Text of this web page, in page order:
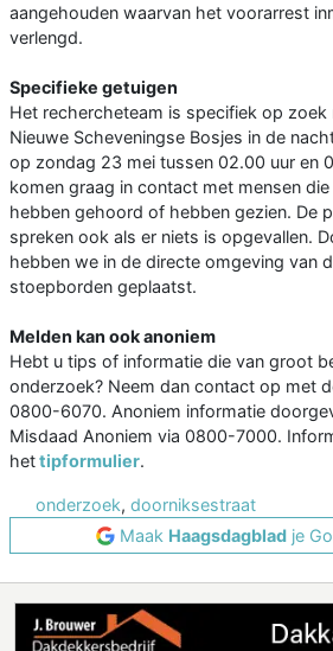
aangehouden waarvan het voorarrest
verlengd.
Specifieke getuigen
Het rechercheteam is specifiek op zoek
Nieuwe Scheveningse Bosjes in de
op zondag 23 mei tussen 02.00 uur en
komen graag in contact met mensen
hebben gehoord of hebben gezien. De
spreken ook als er niets is opgevallen.
hebben we in de directe omgeving van
stoepborden geplaatst.
Melden kan ook anoniem
Hebt u tips of informatie die van groot
onderzoek? Neem dan contact op met
0800-6070. Anoniem informatie
Misdaad Anoniem via 0800-7000.
hettipformulier.
onderzoek, doorniksestraat
Maak Haagsdagbladje